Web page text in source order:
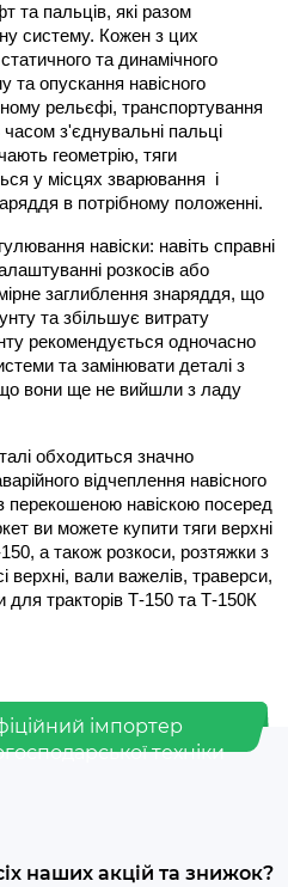
та пальців, які разом
систему. Кожен з цих
та динамічного
та опускання навісного
рельєфі, транспортування
часом з'єднувальні пальці
геометрію, тяги
у місцях зварювання  і
в потрібному положенні.
навіски: навіть справні
розкосів або
заглиблення знаряддя, що
та збільшує витрату
рекомендується одночасно
та замінювати деталі з
вони ще не вийшли з ладу
обходиться значно
відчеплення навісного
перекошеною навіскою посеред
ви можете купити тяги верхні
а також розкоси, розтяжки з
вали важелів, траверси,
для тракторів Т-150 та Т-150К
імпортер
техніки
наших акцій та знижок?